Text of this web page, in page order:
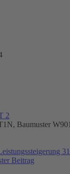
2
Baumuster
Beitrag